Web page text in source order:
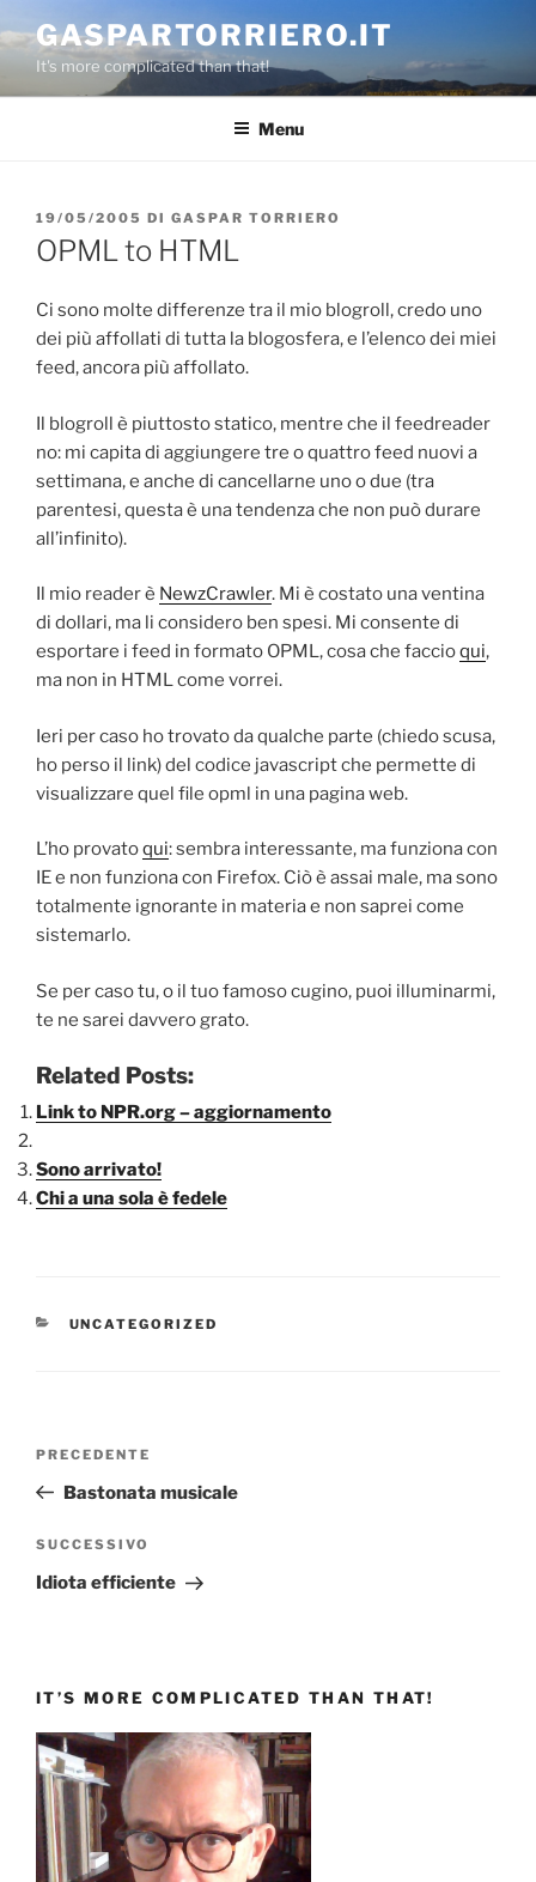
al
contenuto
GASPARTORRIERO.IT
It's more complicated than that!
Menu
PUBBLICATO
IL
19/05/2005 DI GASPAR TORRIERO
OPML to HTML
Ci sono molte differenze tra il mio blogroll, credo uno
dei più affollati di tutta la blogosfera, e l’elenco dei miei
feed, ancora più affollato.
Il blogroll è piuttosto statico, mentre che il feedreader
no: mi capita di aggiungere tre o quattro feed nuovi a
settimana, e anche di cancellarne uno o due (tra
parentesi, questa è una tendenza che non può durare
all’infinito).
Il mio reader è NewzCrawler. Mi è costato una ventina
di dollari, ma li considero ben spesi. Mi consente di
esportare i feed in formato OPML, cosa che faccioqui,
ma non in HTML come vorrei.
Ieri per caso ho trovato da qualche parte (chiedo scusa,
ho perso il link) del codice javascript che permette di
visualizzare quel file opml in una pagina web.
L’ho provatoqui: sembra interessante, ma funziona con
IE e non funziona con Firefox. Ciò è assai male, ma sono
totalmente ignorante in materia e non saprei come
sistemarlo.
Se per caso tu, o il tuo famoso cugino, puoi illuminarmi,
te ne sarei davvero grato.
Related Posts:
Link to NPR.org – aggiornamento
Sono arrivato!
Chi a una sola è fedele
CATEGORIE
UNCATEGORIZED
Articolo
precedente:
PRECEDENTE
Bastonata musicale
Articolo
successivo
SUCCESSIVO
Idiota efficiente
IT’S MORE COMPLICATED THAN THAT!